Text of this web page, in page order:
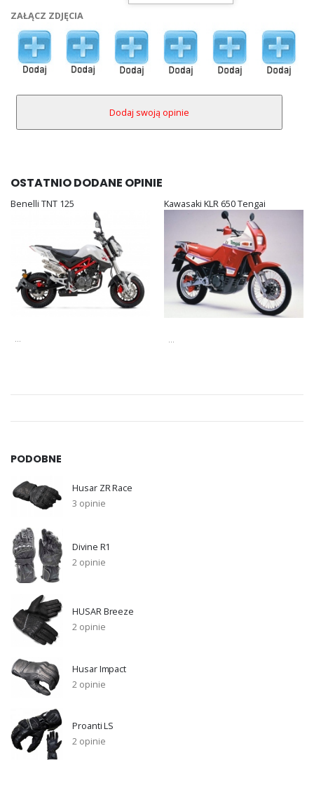
ZAŁĄCZ ZDJĘCIA
OSTATNIO DODANE OPINIE
Benelli TNT 125
...
Kawasaki KLR 650 Tengai
...
PODOBNE
Husar ZR Race
3 opinie
Divine R1
2 opinie
HUSAR Breeze
2 opinie
Husar Impact
2 opinie
Proanti LS
2 opinie